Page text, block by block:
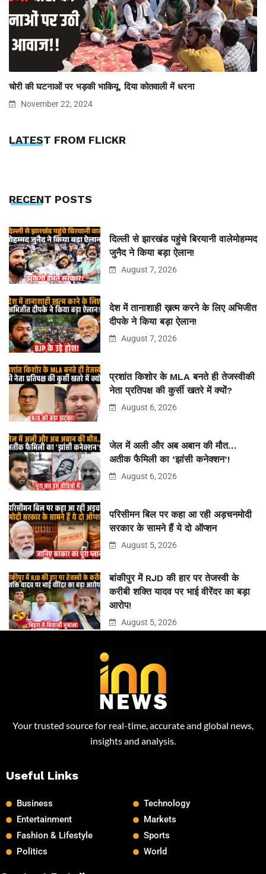
चोरी की घटनाओं पर भड़की भाकियू, दिया कोतवाली में धरना
November 22, 2024
LATEST FROM FLICKR
RECENT POSTS
दिल्ली से झारखंड पहुंचे बिरयानी वालेमोहम्मद
जुनैद ने किया बड़ा ऐलान!
August 7, 2026
देश में तानाशाही ख़त्म करने के लिए अभिजीत
दीपके ने किया बड़ा ऐलान!
August 7, 2026
प्रशांत किशोर के MLA बनते ही तेजस्वीकी
नेता प्रतिपक्ष की कुर्सी खतरे में क्यों?
August 6, 2026
जेल में अली और अब अबान की मौत…
अतीक फैमिली का ‘झांसी कनेक्शन’!
August 6, 2026
परिसीमन बिल पर कहा आ रही अड़चनमोदी
सरकार के सामने हैं ये दो ऑप्शन
August 5, 2026
बांकीपुर में RJD की हार पर तेजस्वी के
करीबी शक्ति यादव पर भाई वीरेंदर का बड़ा
आरोप!
August 5, 2026
Your trusted source for real-time, accurate and global news,
insights and analysis.
Useful Links
Business
Entertainment
Fashion & Lifestyle
Politics
Technology
Markets
Sports
World